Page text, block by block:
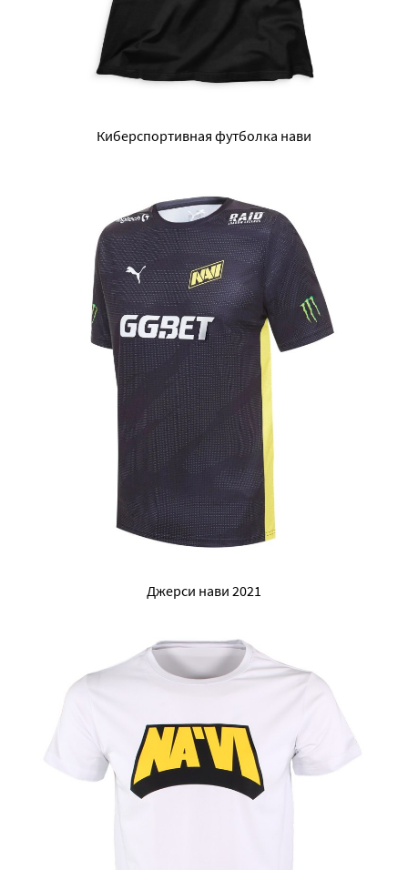
Киберспортивная футболка нави
Джерси нави 2021